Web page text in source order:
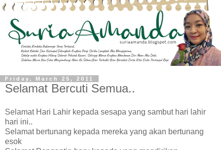
Friday, March 25, 2011
Selamat Bercuti Semua..
Selamat Hari Lahir kepada sesapa yang sambut hari lahir
hari ini..
Selamat bertunang kepada mereka yang akan bertunang
esok